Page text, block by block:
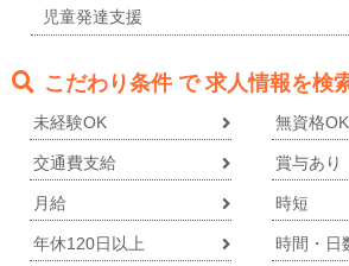
児童発達支援
こだわり条件 で 求人情報を検
未経験OK 無資格OK
交通費支給 賞与あり
月給 時短
年休120日以上 時間・日